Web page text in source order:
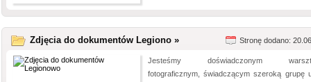
Zdjęcia do dokumentów Legiono » Stronę dodano:
Jesteśmy doświadczonym
fotograficznym, świadczącym szeroką grupę